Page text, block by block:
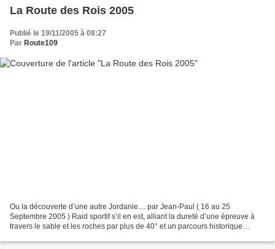
La Route des Rois 2005
Publié le 19/11/2005 à 08:27
Par Route109
Ou la découverte d’une autre Jordanie.... par Jean-Paul ( 16 au 25
Septembre 2005 ) Raid sportif s’il en est, alliant la dureté d’une épreuve à
travers le sable et les roches par plus de 40° et un parcours historique